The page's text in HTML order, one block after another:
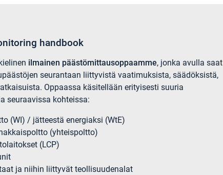
handbook
ilmainen päästömittausoppaamme, jonka avulla saat
seurantaan liittyvistä vaatimuksista, säädöksistä,
Oppaassa käsitellään erityisesti suuria
seuraavissa kohteissa:
(WI) / jätteestä energiaksi (WtE)
(yhteispoltto)
(LCP)
ja niihin liittyvät teollisuudenalat